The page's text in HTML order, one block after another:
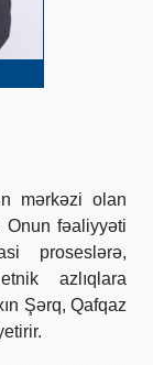
mərkəzi olan
Onun fəaliyyəti
proseslərə,
azlıqlara
Şərq, Qafqaz